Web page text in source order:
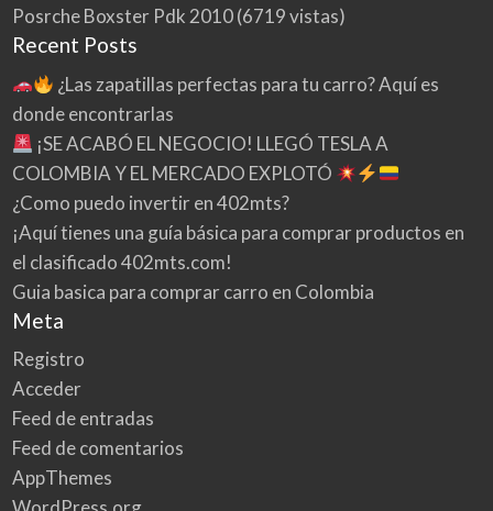
Posrche Boxster Pdk 2010(6719 vistas)
Recent Posts
¿Las zapatillas perfectas para tu carro? Aquí es
donde encontrarlas
¡SE ACABÓ EL NEGOCIO! LLEGÓ TESLA A
COLOMBIA Y EL MERCADO EXPLOTÓ
¿Como puedo invertir en 402mts?
¡Aquí tienes una guía básica para comprar productos en
el clasificado 402mts.com!
Guia basica para comprar carro en Colombia
Meta
Registro
Acceder
Feed de entradas
Feed de comentarios
AppThemes